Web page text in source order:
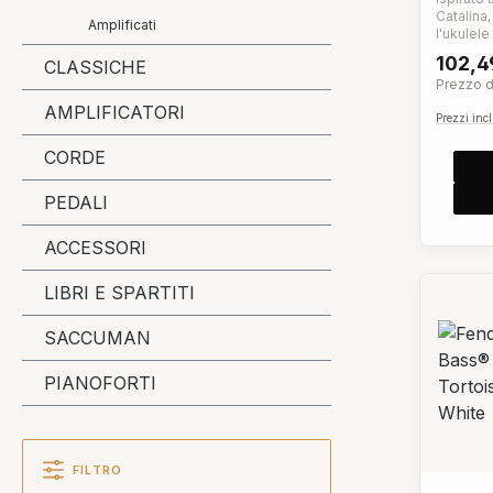
Amplificati
CLASSICHE
AMPLIFICATORI
CORDE
PEDALI
ACCESSORI
LIBRI E SPARTITI
SACCUMAN
PIANOFORTI
FILTRO
l'ukulele
Venice.
un
sala
“C”
che
di
linea
Prezzo
Prezzi